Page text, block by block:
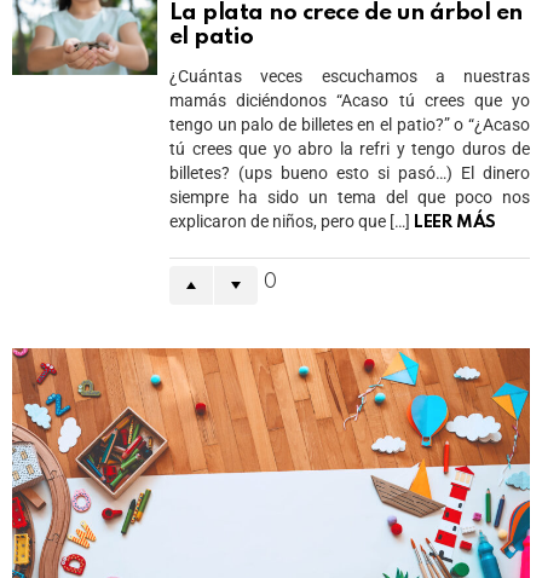
La plata no crece de un árbol en
el patio
¿Cuántas veces escuchamos a nuestras
mamás diciéndonos “Acaso tú crees que yo
tengo un palo de billetes en el patio?” o “¿Acaso
tú crees que yo abro la refri y tengo duros de
billetes? (ups bueno esto si pasó…) El dinero
siempre ha sido un tema del que poco nos
explicaron de niños, pero que […] LEER MÁS
0